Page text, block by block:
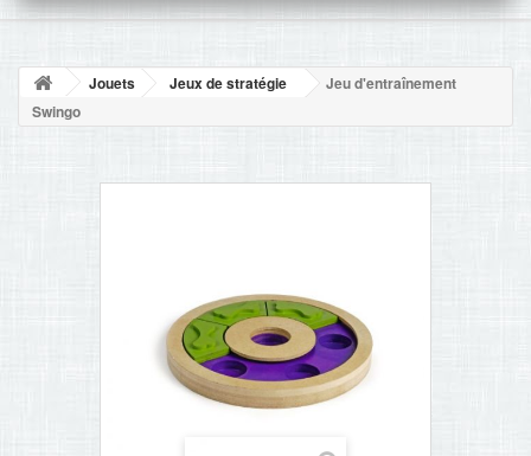
ACCUEIL
NOUVELLES
ACCUEIL
Jouets Jeux de stratégie
Jeu d'entraînement
Swingo